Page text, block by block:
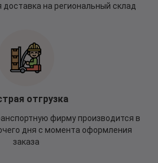
доставка на региональный склад
отгрузка
фирму производится в
дня с момента оформления
заказа